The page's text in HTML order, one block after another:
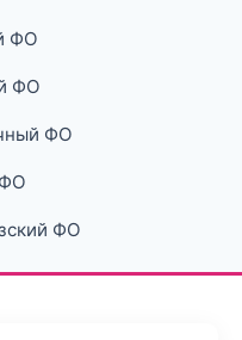
ФО
ФО
ФО
ФО